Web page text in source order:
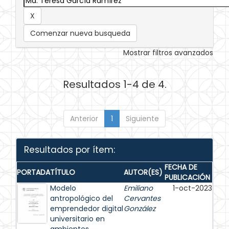
Comenzar nueva busqueda
Mostrar filtros avanzados
Resultados 1-4 de 4.
Anterior 1 Siguiente
Resultados por ítem:
PORTADATÍTULO AUTOR(ES) FECHA DE
PUBLICACIÓN
Modelo
antropológico del
emprendedor digital
universitario en
Emiliano
Cervantes
González
1-oct-2023